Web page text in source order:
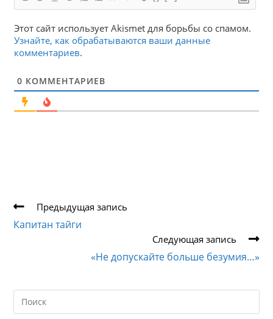
Этот сайт использует Akismet для борьбы со спамом.
Узнайте, как обрабатываются ваши данные
комментариев.
0 КОММЕНТАРИЕВ
Еще
статьи
Предыдущая запись
Капитан тайги
Следующая запись
«Не допускайте больше безумия…»
Search
this